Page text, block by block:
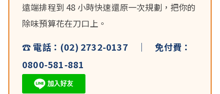
遠端排程到 48 小時快速還原一次規劃，把你的
除味預算花在刀口上。
☎ 電話：(02) 2732-0137 ｜ 免付費：
0800-581-881